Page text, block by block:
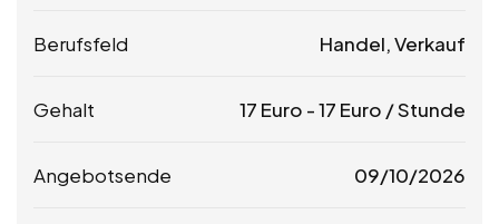
Berufsfeld Handel, Verkauf
Gehalt 17 Euro -17 Euro / Stunde
Angebotsende 09/10/2026